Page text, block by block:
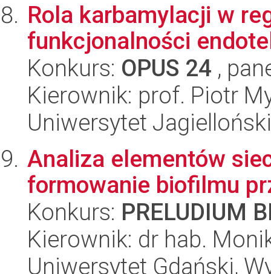
Rola karbamylacji w
funkcjonalności
Konkurs: OPUS 24 ,
Kierownik: prof. Piotr
Uniwersytet Jagielloński
Analiza elementów
formowanie biofilmu
Konkurs: PRELUDIUM
Kierownik: dr hab.
Uniwersytet Gdański,